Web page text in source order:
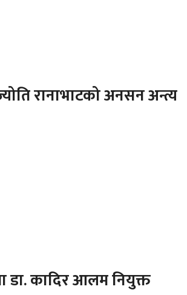
रानाभाटको अनसन अन्त्य
डा. कादिर आलम नियुक्त